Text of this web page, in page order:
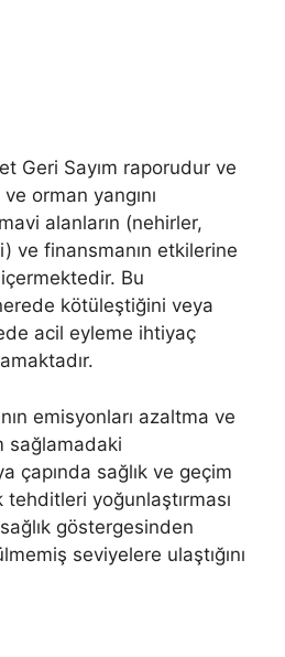
Geri Sayım raporudur ve
ve orman yangını
alanların (nehirler,
ve finansmanın etkilerine
Bu
kötüleştiğini veya
acil eyleme ihtiyaç
emisyonları azaltma ve
sağlamadaki
çapında sağlık ve geçim
tehditleri yoğunlaştırması
göstergesinden
seviyelere ulaştığını